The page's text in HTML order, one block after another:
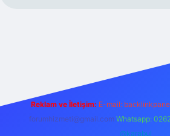
Reklam ve İletişim: E-mail:
forumhizmeti@gmail.com Whatsapp:
@karabul